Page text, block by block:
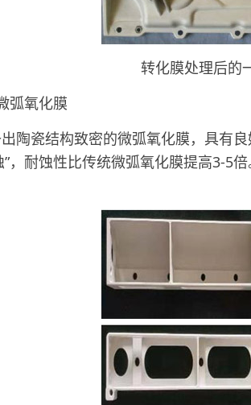
转化膜处理后的
氧化膜
瓷结构致密的微弧氧化膜，具有良
，耐蚀性比传统微弧氧化膜提高3-5